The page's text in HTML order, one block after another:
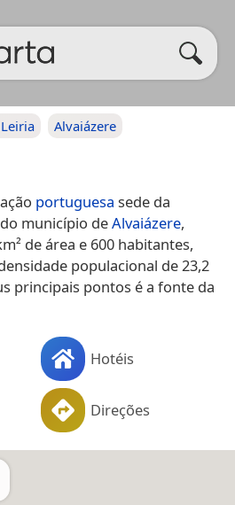
Alvaiázere
portuguesa sede da
município deAlvaiázere,
de área e 600 habitantes,
populacional de 23,2
principais pontos é a fonte da
Hotéis
Direções